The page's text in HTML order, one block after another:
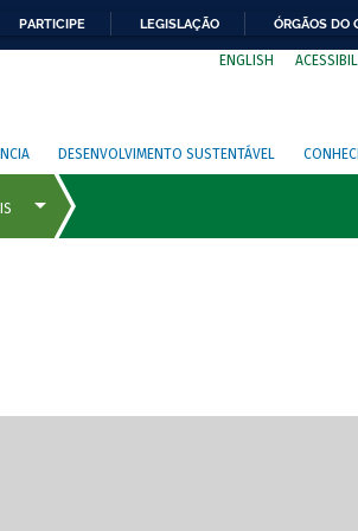
PARTICIPE LEGISLAÇÃO ÓRGÃOS DO
ENGLISH
DESENVOLVIMENTO SUSTENTÁVEL
de tela